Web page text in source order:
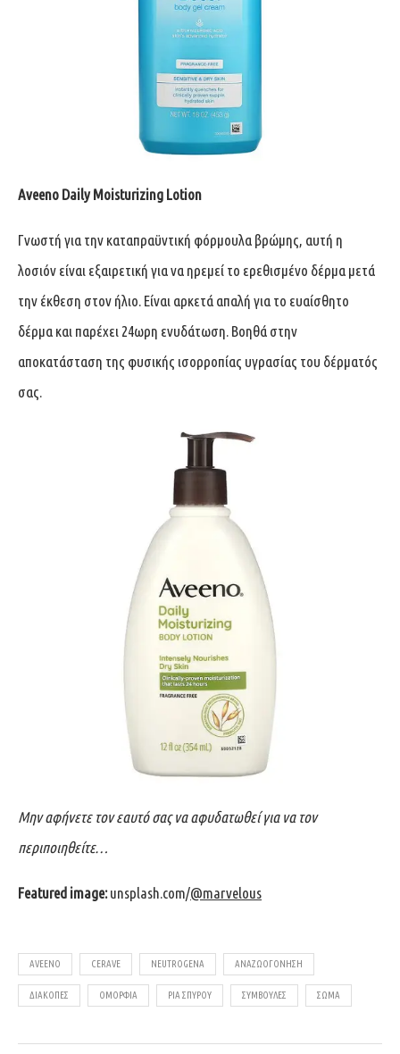
Aveeno Daily Moisturizing Lotion
Γνωστή για την καταπραϋντική φόρμουλα βρώμης, αυτή η
λοσιόν είναι εξαιρετική για να ηρεμεί το ερεθισμένο δέρμα μετά
την έκθεση στον ήλιο. Είναι αρκετά απαλή για το ευαίσθητο
δέρμα και παρέχει 24ωρη ενυδάτωση. Bοηθά στην
αποκατάσταση της φυσικής ισορροπίας υγρασίας του δέρματός
σας.
Μην αφήνετε τον εαυτό σας να αφυδατωθεί για να τον
περιποιηθείτε…
Featured image:unsplash.com/@marvelous
AVEENO CERAVE NEUTROGENA ΑΝΑΖΩΟΓΟΝΗΣΗ
ΔΙΑΚΟΠΕΣ ΟΜΟΡΦΙΆ ΡΙΑ ΣΠΥΡΟΥ ΣΥΜΒΟΥΛΈΣ ΣΩΜΑ